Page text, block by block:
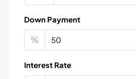
Down Payment
%
Interest Rate